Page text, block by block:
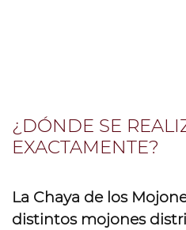
¿DÓNDE SE
EXACTAMENTE?
La Chaya de los
distintos mojones